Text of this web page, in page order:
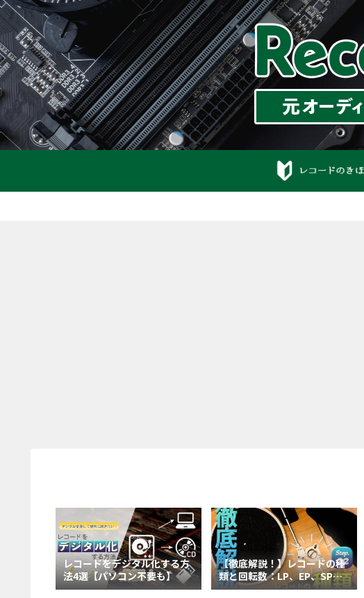
レコードをデジタル化する方
法4選【パソコン不要も】
【徹底解説！】レコードの種
類と回転数：LP、EP、SPを
理解しよう